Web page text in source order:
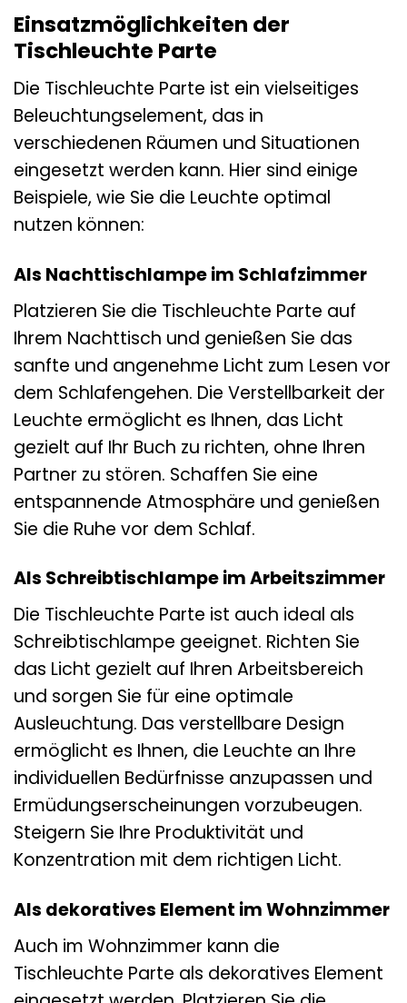
Einsatzmöglichkeiten der
Tischleuchte Parte
Die Tischleuchte Parte ist ein vielseitiges
Beleuchtungselement, das in
verschiedenen Räumen und Situationen
eingesetzt werden kann. Hier sind einige
Beispiele, wie Sie die Leuchte optimal
nutzen können:
Als Nachttischlampe im Schlafzimmer
Platzieren Sie die Tischleuchte Parte auf
Ihrem Nachttisch und genießen Sie das
sanfte und angenehme Licht zum Lesen vor
dem Schlafengehen. Die Verstellbarkeit der
Leuchte ermöglicht es Ihnen, das Licht
gezielt auf Ihr Buch zu richten, ohne Ihren
Partner zu stören. Schaffen Sie eine
entspannende Atmosphäre und genießen
Sie die Ruhe vor dem Schlaf.
Als Schreibtischlampe im Arbeitszimmer
Die Tischleuchte Parte ist auch ideal als
Schreibtischlampe geeignet. Richten Sie
das Licht gezielt auf Ihren Arbeitsbereich
und sorgen Sie für eine optimale
Ausleuchtung. Das verstellbare Design
ermöglicht es Ihnen, die Leuchte an Ihre
individuellen Bedürfnisse anzupassen und
Ermüdungserscheinungen vorzubeugen.
Steigern Sie Ihre Produktivität und
Konzentration mit dem richtigen Licht.
Als dekoratives Element im Wohnzimmer
Auch im Wohnzimmer kann die
Tischleuchte Parte als dekoratives Element